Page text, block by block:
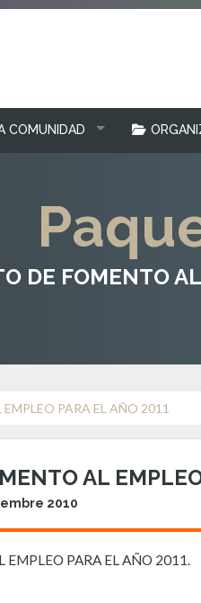
COMUNIDAD
DE FOMENTO
PARA EL AÑO 2011
AL
2010
PARA EL AÑO 2011.